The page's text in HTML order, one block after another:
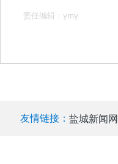
责任编辑：ymy
友情链接： 盐城新闻网